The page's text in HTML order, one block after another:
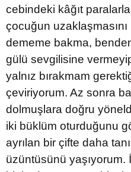
cebindeki kâğıt
çocuğun
dememe bakma,
gülü sevgilisine
yalnız bırakmam
çeviriyorum. Az sonra
dolmuşlara doğru
iki büklüm oturduğunu
ayrılan bir çifte daha
üzüntüsünü